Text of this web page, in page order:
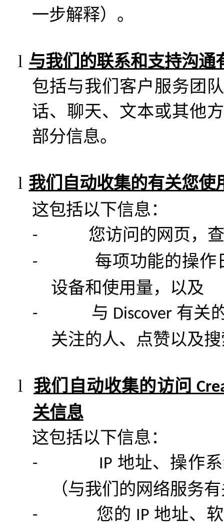
一步解释）。
l 与我们的联系和支持沟通
包括与我们客户服务团
话、聊天、文本或其他
部分信息。
l 我们自动收集的有关您使
这包括以下信息：
- 您访问的网页，
-
每项功能的操作
设备和使用量，以及
- 与 Discover 有关
关注的人、点赞以及
l 我们自动收集的访问
关信息
这包括以下信息：
- IP 地址、操作
（与我们的网络服务
- 您的 IP 地址、